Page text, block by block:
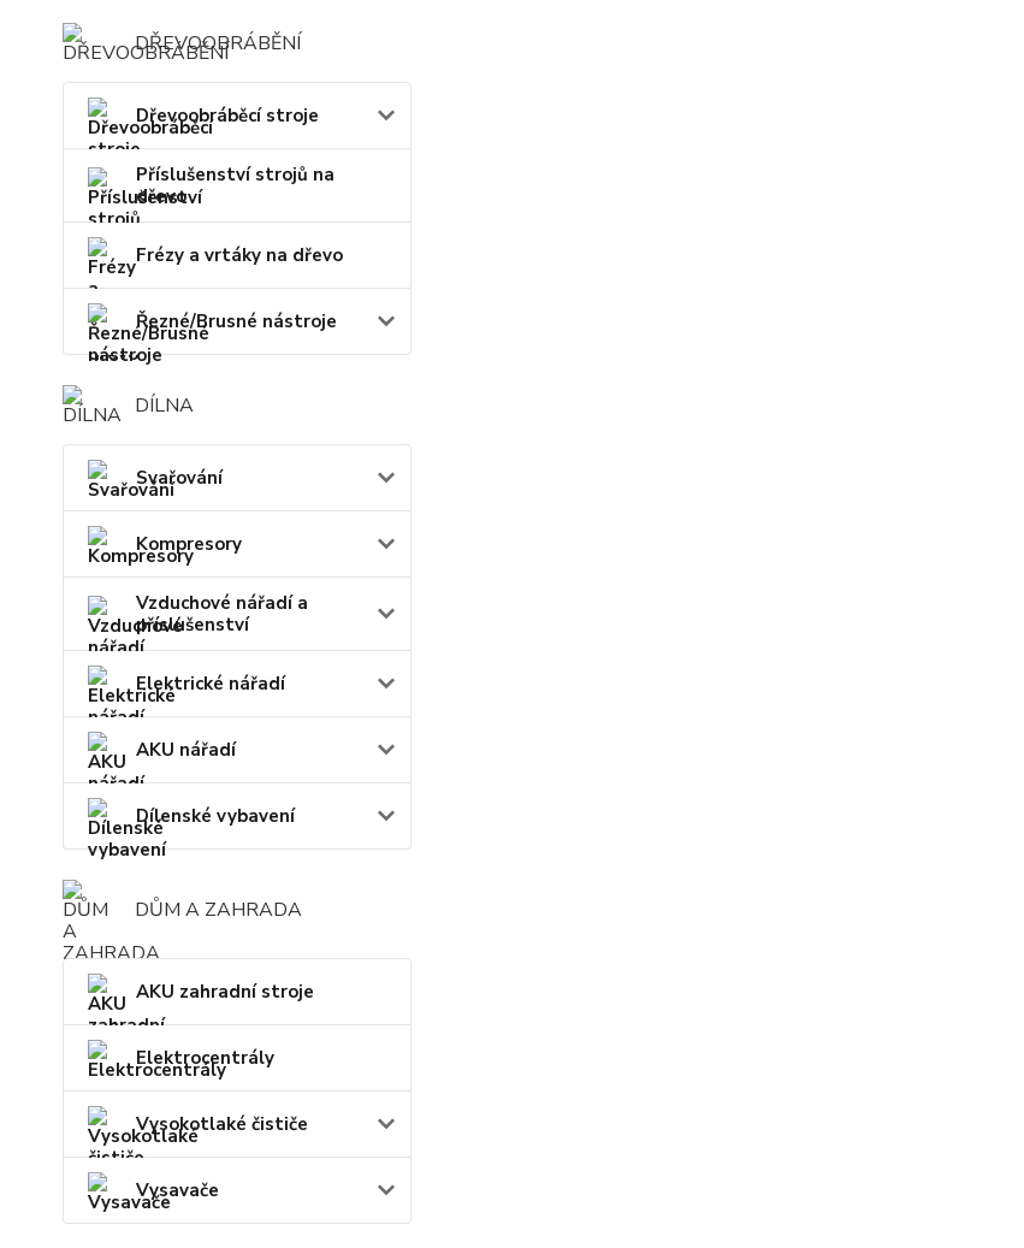
DŘEVOOBRÁBĚNÍ
Dřevoobráběcí stroje
Příslušenství strojů na
dřevo
Frézy a vrtáky na dřevo
Řezné/Brusné nástroje
DÍLNA
Svařování
Kompresory
Vzduchové nářadí a
příslušenství
Elektrické nářadí
AKU nářadí
Dílenské vybavení
DŮM A ZAHRADA
AKU zahradní stroje
Elektrocentrály
Vysokotlaké čističe
Vysavače